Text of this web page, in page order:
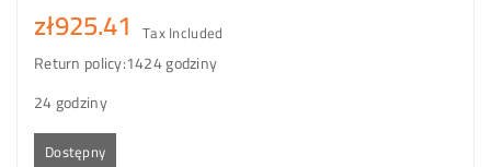
zł925.41 Tax Included
Return policy:1424 godziny
24 godziny
Dostępny